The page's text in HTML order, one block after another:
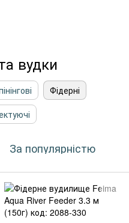
вудки
Фідерні
За популярністю